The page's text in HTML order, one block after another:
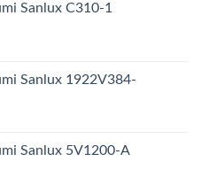
Sanlux C310-1
Sanlux 1922V384-
Sanlux 5V1200-A